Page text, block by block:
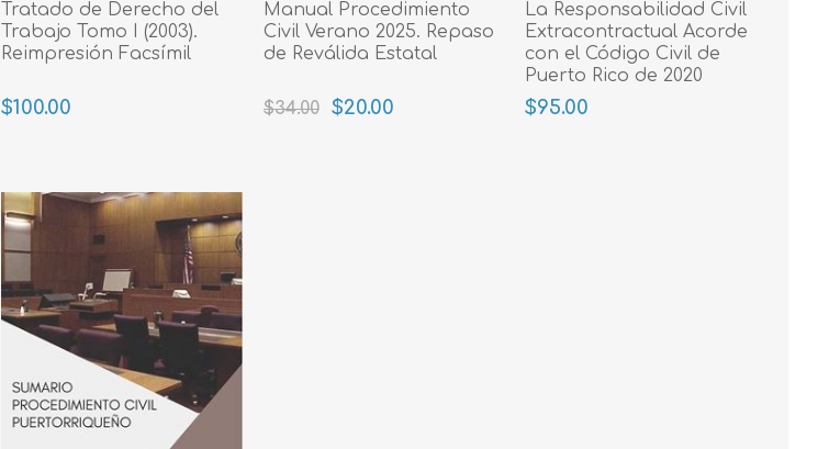
Hipotecario
Tratado de Derecho del
Trabajo Tomo I (2003).
Reimpresión Facsímil
$100.00
Manual Procedimiento
Civil Verano 2025. Repaso
de Reválida Estatal
$34.00 $20.00
La Responsabilidad Civil
Extracontractual Acorde
con el Código Civil de
Puerto Rico de 2020
$95.00